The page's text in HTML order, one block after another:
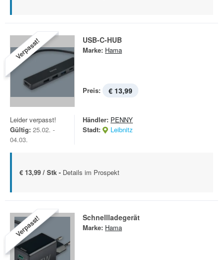
Verpasst! USB-C-HUB
Marke: Hama
Preis: € 13,99
Leider verpasst!
Gültig: 25.02. -
04.03.
Händler: PENNY
Stadt:
Leibnitz
€ 13,99 / Stk - Details im Prospekt
Verpasst! Schnellladegerät
Marke: Hama